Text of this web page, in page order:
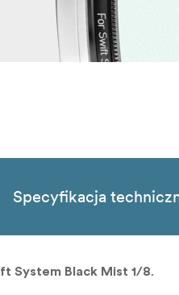
Specyfikacja
System Black Mist 1/8.